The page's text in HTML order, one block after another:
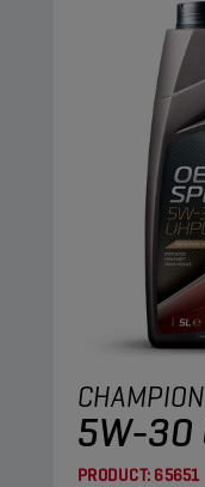
CHAMPION
5W-30
PRODUCT: 65651